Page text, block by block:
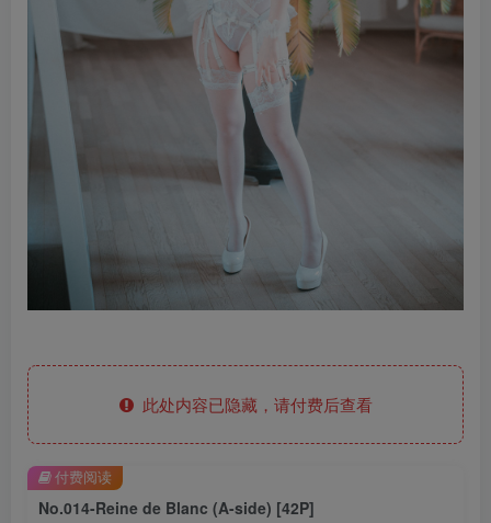
此处内容已隐藏，请付费后查看
No.014-Reine de Blanc (A-side) [42P]
付费阅读